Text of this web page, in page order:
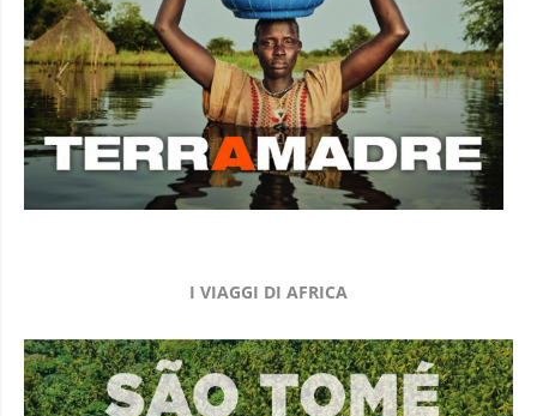
I VIAGGI DI AFRICA